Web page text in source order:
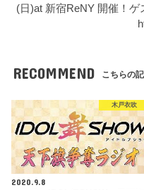
(日)at 新宿ReNY 開催！
RECOMMEND こちらの
木戸衣吹
2020.9.8